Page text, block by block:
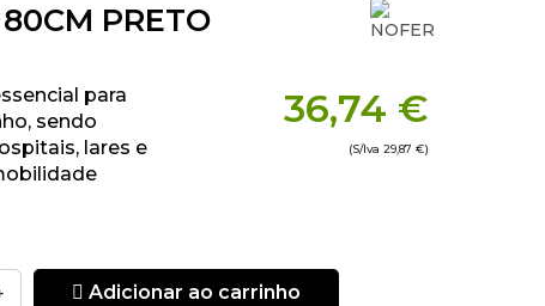
PRETO
36,74 €
(S/Iva 29,87 €)
para
sendo
lares e
Adicionar ao carrinho